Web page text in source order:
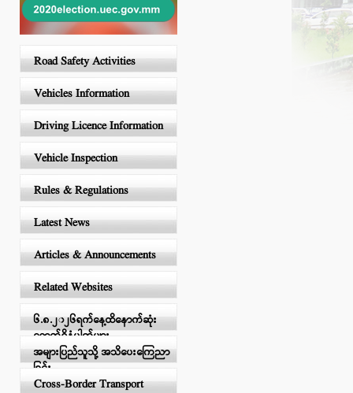
Road Safety Activities
Vehicles Information
Driving Licence Information
Vehicle Inspection
Rules & Regulations
Latest News
Articles & Announcements
Related Websites
၆.၈.၂၀၂၆ရက်နေ့ထိနောက်ဆုံး
ရောက်ရှိနံပါတ်များ
အများပြည်သူသို့ အသိပေးကြေညာ
ခြင်း
Cross-Border Transport